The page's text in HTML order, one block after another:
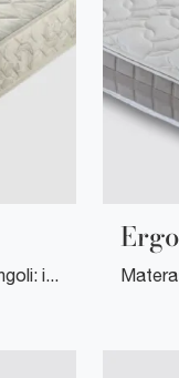
Scopri in negozio i Materassi singoli: il modello Everest in memory foam ti sta aspettando per garantirti il relax totale.